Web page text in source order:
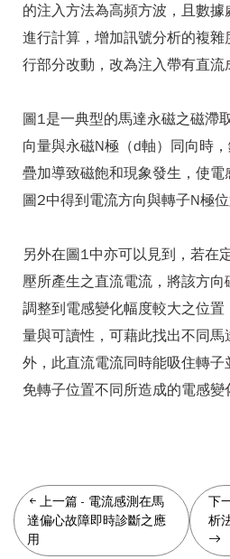
的注入方法為高頻方波，且數
進行計算，增加訊號分析的複
行部分改動，改為注入帶有直流
圖1是一典型的馬達永磁之磁滯
向量與永磁N極（d軸）同向時
疊加導致磁飽和現象發生，使
圖2中得到電流方向與轉子N極位
另外在圖1中亦可以見到，若在
壓所產生之直流電流，將該方向
調整到電感變化幅度較大之位
量與可讀性，可藉此找出不同
外，此直流電流同時能吸住轉
免轉子位置不同所造成的電感變
上一篇 - 電流感測在馬
達偏心故障即時診斷之應
用
下
析